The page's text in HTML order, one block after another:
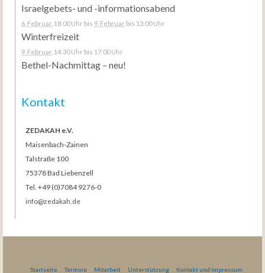
Israelgebets- und -informationsabend
6. Februar , 18:00 Uhr bis 9. Februar bis 13:00 Uhr
Winterfreizeit
9. Februar , 14:30 Uhr bis 17:00 Uhr
Bethel-Nachmittag – neu!
Kontakt
ZEDAKAH e.V.
Maisenbach-Zainen
Talstraße 100
75378 Bad Liebenzell
Tel. +49 (0)7084 9276-0
info@zedakah.de
Startseite Termine Mitarbeit Unterstützung Kontakt und Impressum